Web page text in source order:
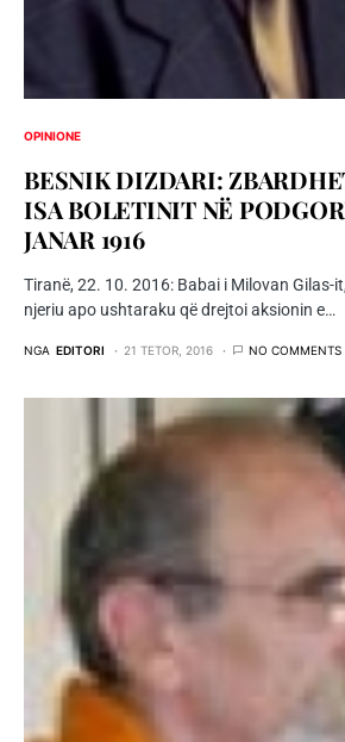
OPINIONE
BESNIK DIZDARI:
ISA BOLETINIT NË
JANAR 1916
Tiranë, 22. 10. 2016: Babai i Milovan Gilas-
njeriu apo ushtaraku që drejtoi aksionin e…
NGA EDITORI 21 TETOR, 2016 NO COMMENTS